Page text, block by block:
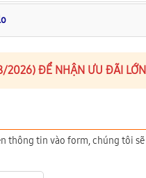
2026) ĐỂ NHẬN ƯU ĐÃI
thông tin vào form, chúng tôi